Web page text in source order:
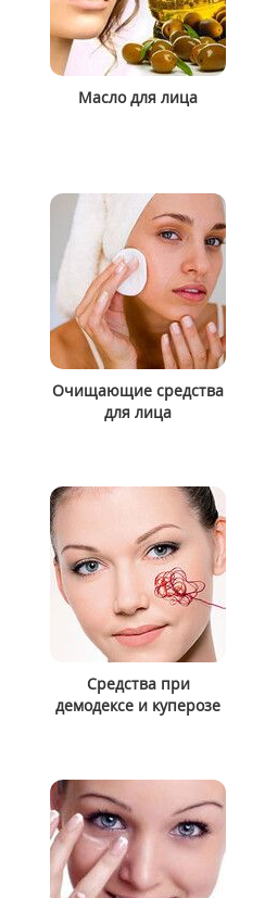
Масло для лица
Очищающие средства
для лица
Средства при
демодексе и куперозе